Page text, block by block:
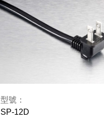
型號：
SP-12D